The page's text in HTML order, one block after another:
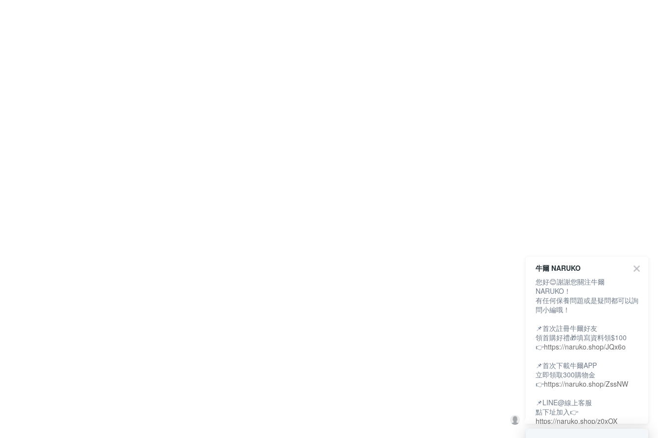
牛爾 NARUKO
您好😊謝謝您關注牛爾
NARUKO！
有任何保養問題或是疑問都可以詢
問小編哦！
📌首次註冊牛爾好友
領首購好禮🎁填寫資料領$100
👉https://naruko.shop/JQx6o
📌首次下載牛爾APP
立即領取300購物金
👉https://naruko.shop/ZssNW
📌LINE@線上客服
點下址加入👉
https://naruko.shop/z0xOX